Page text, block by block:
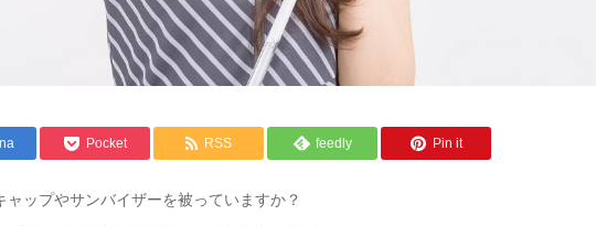
Pocket RSS feedly Pin it
ップやサンバイザーを被っていますか？